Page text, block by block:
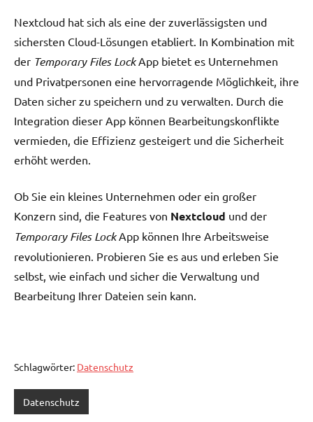
Nextcloud hat sich als eine der zuverlässigsten und
sichersten Cloud-Lösungen etabliert. In Kombination mit
der Temporary Files LockApp bietet es Unternehmen
und Privatpersonen eine hervorragende Möglichkeit, ihre
Daten sicher zu speichern und zu verwalten. Durch die
Integration dieser App können Bearbeitungskonflikte
vermieden, die Effizienz gesteigert und die Sicherheit
erhöht werden.
Ob Sie ein kleines Unternehmen oder ein großer
Konzern sind, die Features von Nextcloud und der
Temporary Files LockApp können Ihre Arbeitsweise
revolutionieren. Probieren Sie es aus und erleben Sie
selbst, wie einfach und sicher die Verwaltung und
Bearbeitung Ihrer Dateien sein kann.
Schlagwörter: Datenschutz
Datenschutz